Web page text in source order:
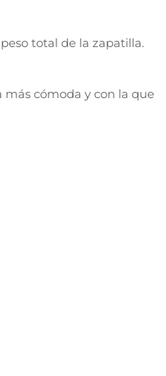
total de la zapatilla.
cómoda y con la que